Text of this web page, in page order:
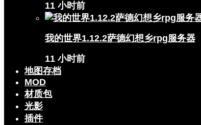
11 小时前
我的世界1.12.2萨德幻想乡rpg服务器
11 小时前
地图存档
MOD
材质包
光影
插件